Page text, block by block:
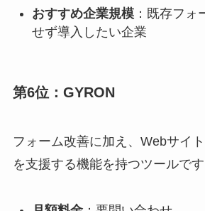
おすすめ企業規模：既存フォ
せず導入したい企業
第6位：GYRON
フォーム改善に加え、Webサイ
を支援する機能を持つツールです